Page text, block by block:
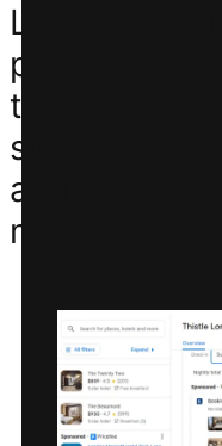
La parité
permet aux
tarifs plus
site web par
autres sites
majeurs.